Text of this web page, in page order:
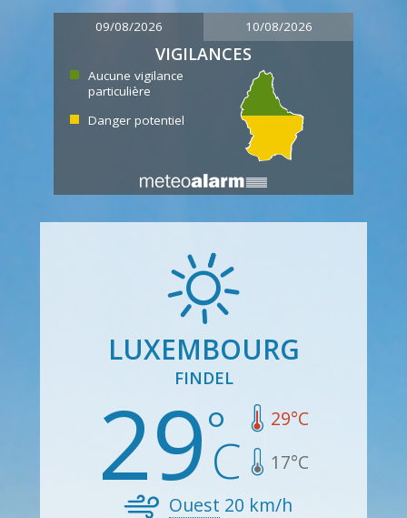
09/08/2026 10/08/2026
VIGILANCES
Aucune vigilance
particulière
Danger potentiel
LUXEMBOURG
FINDEL
29 29°C
17°C
Ouest 20 km/h